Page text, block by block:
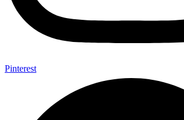
Pinterest